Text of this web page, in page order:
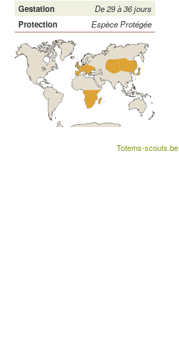
Gestation
De 29 à 36 jours
Protection
Espèce Protégée
Totems-scouts.be